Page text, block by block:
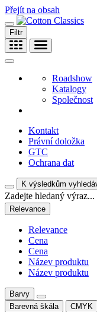
Přejít na obsah
Filtr
Roadshow
Katalogy
Společnost
Kontakt
Právní doložka
GTC
Ochrana dat
K výsledkům
Zadejte hledaný výraz...
Relevance
Relevance
Cena
Cena
Název produktu
Název produktu
Barvy
Barevná škála
CMYK